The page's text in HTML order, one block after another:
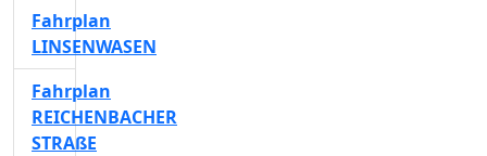
Fahrplan
LINSENWASEN
Fahrplan
REICHENBACHER
STRAßE